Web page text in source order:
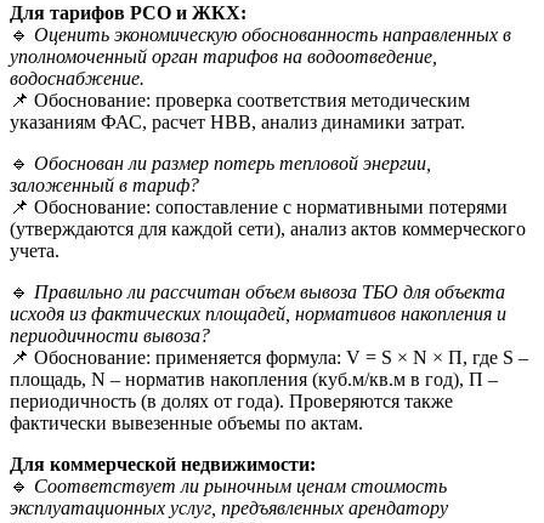
Для тарифов РСО и ЖКХ:
🔹 Оценить экономическую обоснованность направленных в
уполномоченный орган тарифов на водоотведение,
водоснабжение.
📌 Обоснование: проверка соответствия методическим
указаниям ФАС, расчет НВВ, анализ динамики затрат.
🔹 Обоснован ли размер потерь тепловой энергии,
заложенный в тариф?
📌 Обоснование: сопоставление с нормативными потерями
(утверждаются для каждой сети), анализ актов коммерческого
учета.
🔹 Правильно ли рассчитан объем вывоза ТБО для объекта
исходя из фактических площадей, нормативов накопления и
периодичности вывоза?
📌 Обоснование: применяется формула: V = S × N × П, где S –
площадь, N – норматив накопления (куб.м/кв.м в год), П –
периодичность (в долях от года). Проверяются также
фактически вывезенные объемы по актам.
Для коммерческой недвижимости:
🔹 Соответствует ли рыночным ценам стоимость
эксплуатационных услуг, предъявленных арендатору